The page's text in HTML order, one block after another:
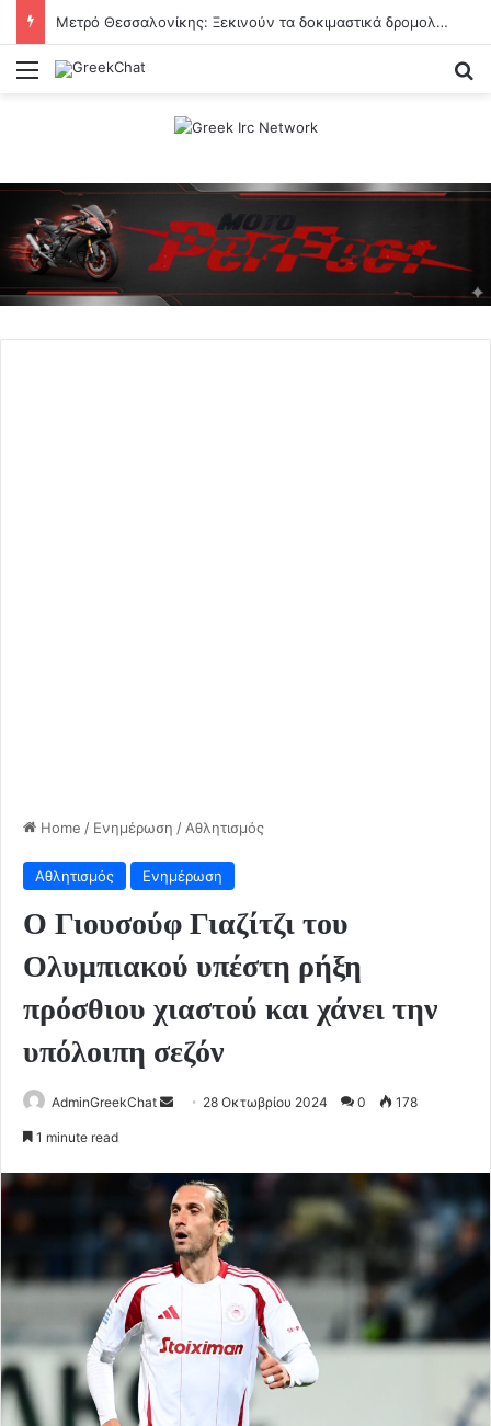
Μετρό Θεσσαλονίκης: Ξεκινούν τα δοκιμαστικά δρομολόγια της επέκτασης προς την Καλαμαριά
Menu
Home / Ενημέρωση / Αθλητισμός
Αθλητισμός Ενημέρωση
Ο Γιουσούφ Γιαζίτζι του
Ολυμπιακού υπέστη ρήξη
πρόσθιου χιαστού και χάνει την
υπόλοιπη σεζόν
AdminGreekChat
Send 28 Οκτωβρίου 2024 0 178
1 minute read